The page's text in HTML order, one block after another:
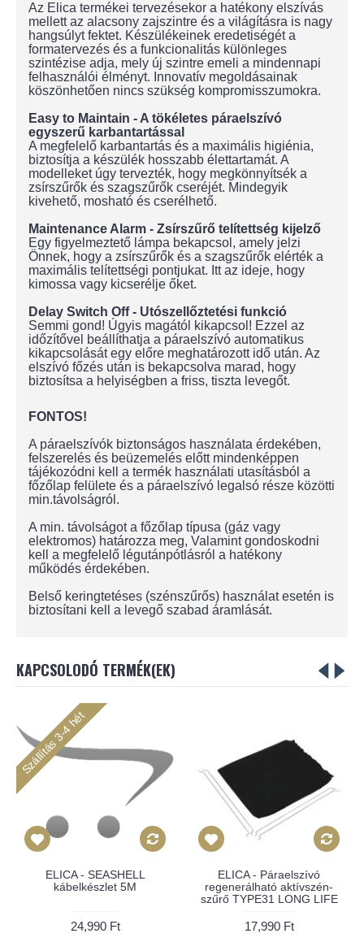
Az Elica termékei tervezésekor a hatékony elszívás
mellett az alacsony zajszintre és a világításra is nagy
hangsúlyt fektet. Készülékeinek eredetiségét a
formatervezés és a funkcionalitás különleges
szintézise adja, mely új szintre emeli a mindennapi
felhasználói élményt. Innovatív megoldásainak
köszönhetően nincs szükség kompromisszumokra.
Easy to Maintain - A tökéletes páraelszívó
egyszerű karbantartással
A megfelelő karbantartás és a maximális higiénia,
biztosítja a készülék hosszabb élettartamát. A
modelleket úgy tervezték, hogy megkönnyítsék a
zsírszűrők és szagszűrők cseréjét. Mindegyik
kivehető, mosható és cserélhető.
Maintenance Alarm - Zsírszűrő telítettség kijelző
Egy figyelmeztető lámpa bekapcsol, amely jelzi
Önnek, hogy a zsírszűrők és a szagszűrők elérték a
maximális telítettségi pontjukat. Itt az ideje, hogy
kimossa vagy kicserélje őket.
Delay Switch Off - Utószellőztetési funkció
Semmi gond! Úgyis magától kikapcsol! Ezzel az
időzítővel beállíthatja a páraelszívó automatikus
kikapcsolását egy előre meghatározott idő után. Az
elszívó főzés után is bekapcsolva marad, hogy
biztosítsa a helyiségben a friss, tiszta levegőt.
FONTOS!
A páraelszívók biztonságos használata érdekében,
felszerelés és beüzemelés előtt mindenképpen
tájékozódni kell a termék használati utasításból a
főzőlap felülete és a páraelszívó legalsó része közötti
min.távolságról.
A min. távolságot a főzőlap típusa (gáz vagy
elektromos) határozza meg, Valamint gondoskodni
kell a megfelelő légutánpótlásról a hatékony
működés érdekében.
Belső keringtetéses (szénszűrős) használat esetén is
biztosítani kell a levegő szabad áramlását.
KAPCSOLODÓ TERMÉK(EK)
Szállítás 3-4 hét
ELICA - SEASHELL
kábelkészlet 5M
24,990 Ft
ELICA - Páraelszívó
regenerálható aktívszén-
szűrő TYPE31 LONG LIFE
17,990 Ft